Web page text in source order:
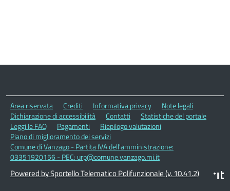
Area riservata Crediti Informativa privacy
Note legali
Dichiarazione di accessibilità
Contatti
Statistiche del portale
Leggi le FAQ
Pagamenti
Riepilogo valutazioni
Piano di miglioramento dei servizi
Comune di Vanzago - Partita IVA dell'amministrazione:
03351920156 - PEC: urp@comune.vanzago.mi.it
Powered by Sportello Telematico Polifunzionale (v. 10.41.2)